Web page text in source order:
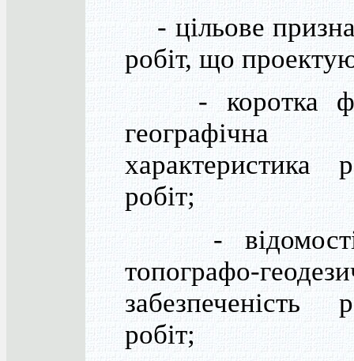
- цільове
робіт, що
- коротка
географічна
характеристика
робіт;
-
топографо-
забезпеченість
робіт;